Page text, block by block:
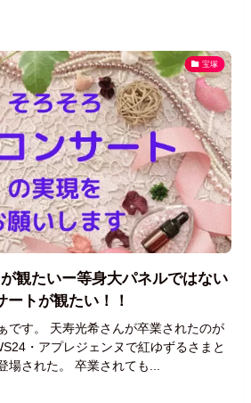
宝塚
が観たいー等身大パネルではない
トが観たい！！
です。 天寿光希さんが卒業されたのが
・アプレジェンヌで紅ゆずるさまと
場された。 卒業されても...